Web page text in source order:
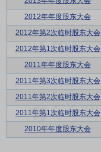
2012年年度股东大会
2012年第2次临时股东大会
2012年第1次临时股东大会
2011年年度股东大会
2011年第3次临时股东大会
2011年第2次临时股东大会
2011年第1次临时股东大会
2010年年度股东大会